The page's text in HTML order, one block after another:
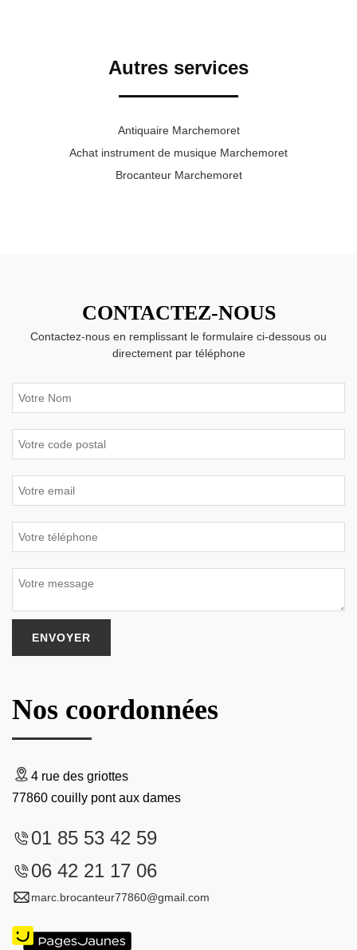
Autres services
Antiquaire Marchemoret
Achat instrument de musique Marchemoret
Brocanteur Marchemoret
CONTACTEZ-NOUS
Contactez-nous en remplissant le formulaire ci-dessous ou
directement par téléphone
Nos coordonnées
4 rue des griottes
77860 couilly pont aux dames
01 85 53 42 59
06 42 21 17 06
marc.brocanteur77860@gmail.com